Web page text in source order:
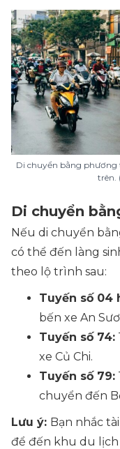
Di chuyển bằng phương
trên.
Di chuyển
Nếu di chuyển
có thể đến làng
theo lộ trình sau:
Tuyến số 04
bến xe An
Tuyến số 74:
xe Củ Chi.
Tuyến số 79:
chuyển đến
Lưu ý: Bạn nhắc
để đến khu du lịch